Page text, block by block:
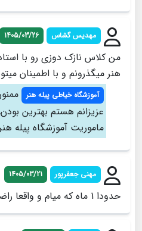
مهدیس گشاس 1405/03/26
من کلاس نازک دوزی رو با
هنر میگذرونم و با اطمینان
آموزشگاه خیاطی پیله هنر
عزیزانم هستم بهترین
ماموریت آموزشگاه پیله
مهنی جعفرپور 1405/03/21
حدودا 1 ماه که میام و واقعا راضیم 💙🦋🧸🪡🧵